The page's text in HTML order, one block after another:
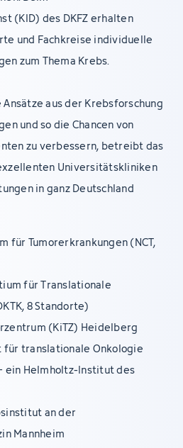
(KID) des DKFZ erhalten
und Fachkreise individuelle
zum Thema Krebs.
aus der Krebsforschung
und so die Chancen von
zu verbessern, betreibt das
Universitätskliniken
in ganz Deutschland
für Tumorerkrankungen (NCT,
für Translationale
8 Standorte)
(KiTZ) Heidelberg
translationale Onkologie
ein Helmholtz-Institut des
an der
Mannheim